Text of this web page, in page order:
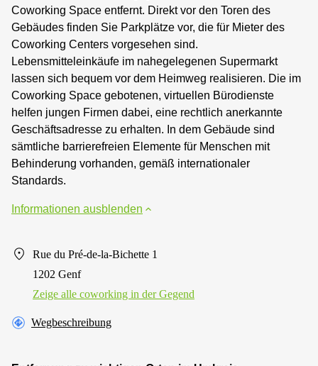
Coworking Space entfernt. Direkt vor den Toren des
Gebäudes finden Sie Parkplätze vor, die für Mieter des
Coworking Centers vorgesehen sind.
Lebensmitteleinkäufe im nahegelegenen Supermarkt
lassen sich bequem vor dem Heimweg realisieren. Die im
Coworking Space gebotenen, virtuellen Bürodienste
helfen jungen Firmen dabei, eine rechtlich anerkannte
Geschäftsadresse zu erhalten. In dem Gebäude sind
sämtliche barrierefreien Elemente für Menschen mit
Behinderung vorhanden, gemäß internationaler
Standards.
Informationen ausblenden
Rue du Pré-de-la-Bichette 1
1202 Genf
Zeige alle сoworking in der Gegend
Wegbeschreibung